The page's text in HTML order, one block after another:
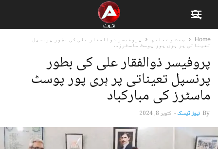
Home صحت و تعلیم
پروفیسر ذوالفقار علی کی بطور پرنسپل
تعیناتی پر ہری پور پوسٹ ماسٹرز...
پروفیسر ذوالفقار علی کی بطور
پرنسپل تعیناتی پر ہری پور پوسٹ
ماسٹرز کی مبارکباد
By نیوز ڈیسک-اکتوبر 8, 2024